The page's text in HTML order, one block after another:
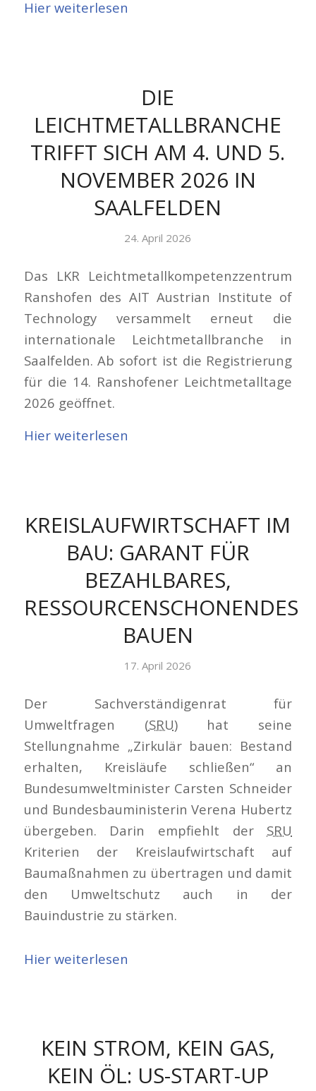
Hier weiterlesen
DIE
LEICHTMETALLBRANCHE
TRIFFT SICH AM 4. UND 5.
NOVEMBER 2026 IN
SAALFELDEN
24. April 2026
Das LKR Leichtmetallkompetenzzentrum
Ranshofen des AIT Austrian Institute of
Technology versammelt erneut die
internationale Leichtmetallbranche in
Saalfelden. Ab sofort ist die Registrierung
für die 14. Ranshofener Leichtmetalltage
2026 geöffnet.
Hier weiterlesen
KREISLAUFWIRTSCHAFT IM
BAU: GARANT FÜR
BEZAHLBARES,
RESSOURCENSCHONENDES
BAUEN
17. April 2026
Der Sachverständigenrat für
Umweltfragen (SRU) hat seine
Stellungnahme „Zirkulär bauen: Bestand
erhalten, Kreisläufe schließen“ an
Bundesumweltminister Carsten Schneider
und Bundesbauministerin Verena Hubertz
übergeben. Darin empfiehlt der SRU
Kriterien der Kreislaufwirtschaft auf
Baumaßnahmen zu übertragen und damit
den Umweltschutz auch in der
Bauindustrie zu stärken.
Hier weiterlesen
KEIN STROM, KEIN GAS,
KEIN ÖL: US-START-UP